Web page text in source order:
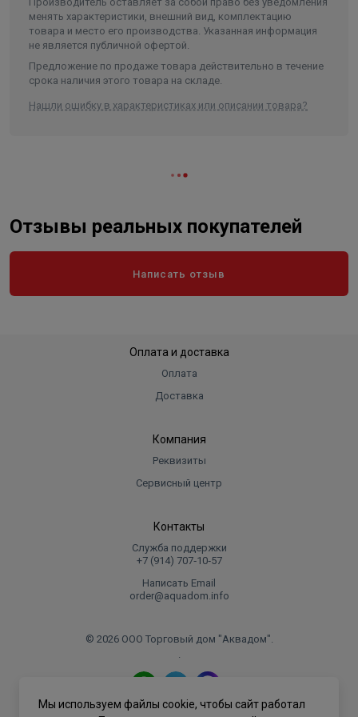
менять характеристики, внешний вид, комплектацию
товара и место его производства. Указанная информация
не является публичной офертой.
Предложение по продаже товара действительно в течение
срока наличия этого товара на складе.
Нашли ошибку в характеристиках или описании товара?
Отзывы реальных покупателей
Написать отзыв
Оплата и доставка
Оплата
Доставка
Компания
Реквизиты
Сервисный центр
Контакты
Служба поддержки
+7 (914) 707‑10‑57
Написать Email
order@aquadom.info
© 2026 ООО Торговый дом "Аквадом".
.
Политика конфиденциальности
Мы используем файлы cookie, чтобы сайт работал